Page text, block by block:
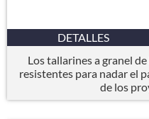
DETALLES
Los tallarines a granel
resistentes para nadar el
de los